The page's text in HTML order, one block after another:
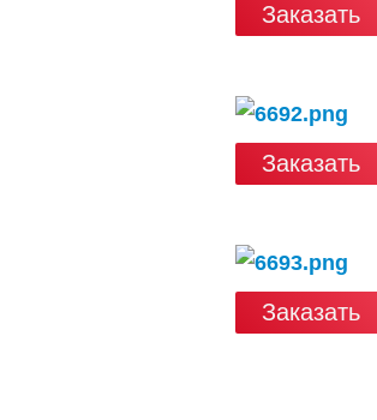
Заказать
Заказать
Заказать